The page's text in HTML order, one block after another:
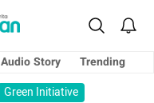
Audio Story
Trending
Green Initiative